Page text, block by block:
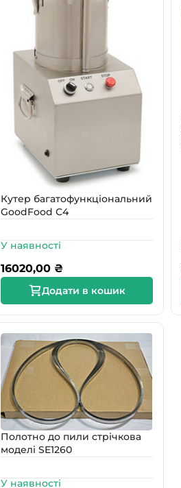
Кутер багатофункціональний
GoodFood С4
У наявності
16020,00 ₴
Додати в кошик
Полотно до пили стрічкова
моделі SE1260
У наявності